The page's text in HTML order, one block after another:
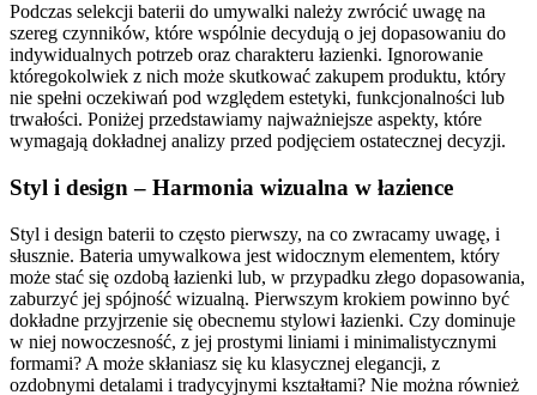
Podczas selekcji baterii do umywalki należy zwrócić uwagę na
szereg czynników, które wspólnie decydują o jej dopasowaniu do
indywidualnych potrzeb oraz charakteru łazienki. Ignorowanie
któregokolwiek z nich może skutkować zakupem produktu, który
nie spełni oczekiwań pod względem estetyki, funkcjonalności lub
trwałości. Poniżej przedstawiamy najważniejsze aspekty, które
wymagają dokładnej analizy przed podjęciem ostatecznej decyzji.
Styl i design – Harmonia wizualna w łazience
Styl i design baterii to często pierwszy, na co zwracamy uwagę, i
słusznie. Bateria umywalkowa jest widocznym elementem, który
może stać się ozdobą łazienki lub, w przypadku złego dopasowania,
zaburzyć jej spójność wizualną. Pierwszym krokiem powinno być
dokładne przyjrzenie się obecnemu stylowi łazienki. Czy dominuje
w niej nowoczesność, z jej prostymi liniami i minimalistycznymi
formami? A może skłaniasz się ku klasycznej elegancji, z
ozdobnymi detalami i tradycyjnymi kształtami? Nie można również